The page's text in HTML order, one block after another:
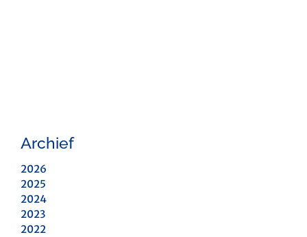
Archief
2026
2025
2024
2023
2022